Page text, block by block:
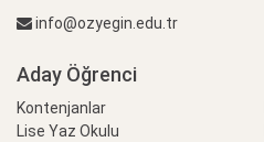
info@ozyegin.edu.tr
Aday Öğrenci
Kontenjanlar
Lise Yaz Okulu